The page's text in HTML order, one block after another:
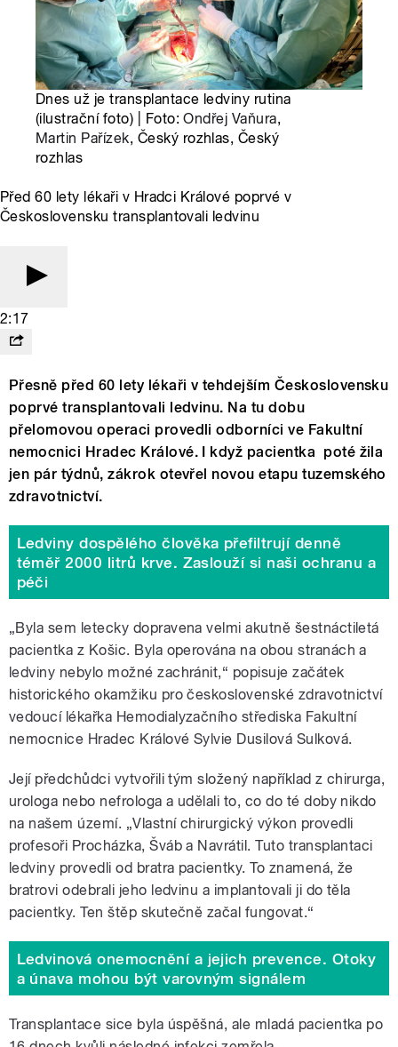
Dnes už je transplantace ledviny rutina
(ilustrační foto) | Foto:Ondřej Vaňura,
Martin Pařízek, Český rozhlas, Český
rozhlas
Před 60 lety lékaři v Hradci Králové poprvé v
Československu transplantovali ledvinu
2:17
Přesně před 60 lety lékaři v tehdejším Československu
poprvé transplantovali ledvinu. Na tu dobu
přelomovou operaci provedli odborníci ve Fakultní
nemocnici Hradec Králové. I když pacientka poté žila
jen pár týdnů, zákrok otevřel novou etapu tuzemského
zdravotnictví.
Ledviny dospělého člověka přefiltrují denně
téměř 2000 litrů krve. Zaslouží si naši ochranu a
péči
„Byla sem letecky dopravena velmi akutně šestnáctiletá
pacientka z Košic. Byla operována na obou stranách a
ledviny nebylo možné zachránit,“ popisuje začátek
historického okamžiku pro československé zdravotnictví
vedoucí lékařka Hemodialyzačního střediska Fakultní
nemocnice Hradec Králové Sylvie Dusilová Sulková.
Její předchůdci vytvořili tým složený například z chirurga,
urologa nebo nefrologa a udělali to, co do té doby nikdo
na našem území. „Vlastní chirurgický výkon provedli
profesoři Procházka, Šváb a Navrátil. Tuto transplantaci
ledviny provedli od bratra pacientky. To znamená, že
bratrovi odebrali jeho ledvinu a implantovali ji do těla
pacientky. Ten štěp skutečně začal fungovat.“
Ledvinová onemocnění a jejich prevence. Otoky
a únava mohou být varovným signálem
Transplantace sice byla úspěšná, ale mladá pacientka po